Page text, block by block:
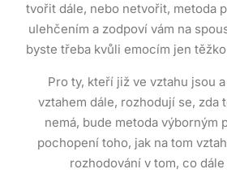
tvořit dále, nebo netvořit, metoda
ulehčením a zodpoví vám na
byste třeba kvůli emocím jen
Pro ty, kteří již ve vztahu jsou
vztahem dále, rozhodují se, zda
nemá, bude metoda výborným
pochopení toho, jak na tom
rozhodování v tom, co